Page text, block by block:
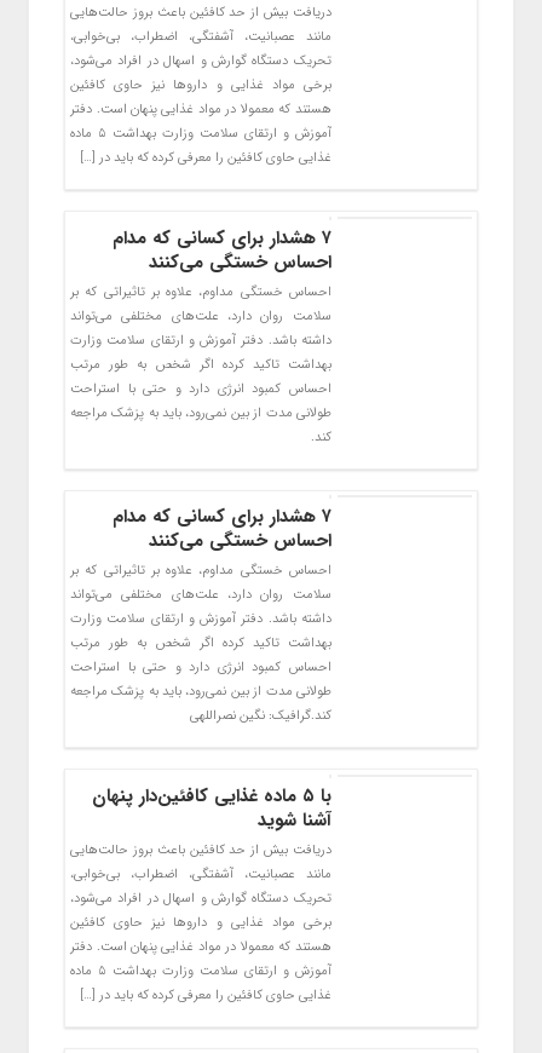
دریافت بیش از حد کافئین باعث بروز حالت‌هایی
مانند عصبانیت، آشفتگی، اضطراب، بی‌خوابی،
تحریک دستگاه گوارش و اسهال در افراد می‌شود،
برخی مواد غذایی و داروها نیز حاوی کافئین
هستند که معمولا در مواد غذایی پنهان است. دفتر
آموزش و ارتقای سلامت وزارت بهداشت ۵ ماده
غذایی حاوی کافئین را معرفی کرده که باید در […]
۷ هشدار برای کسانی که مدام
احساس خستگی می‌کنند
احساس خستگی مداوم، علاوه بر تاثیراتی که بر
سلامت روان دارد، علت‌های مختلفی می‌تواند
داشته باشد. دفتر آموزش و ارتقای سلامت وزارت
بهداشت تاکید کرده اگر شخص به طور مرتب
احساس کمبود انرژی دارد و حتی با استراحت
طولانی مدت از بین نمی‌رود، باید به پزشک مراجعه
کند.
۷ هشدار برای کسانی که مدام
احساس خستگی می‌کنند
احساس خستگی مداوم، علاوه بر تاثیراتی که بر
سلامت روان دارد، علت‌های مختلفی می‌تواند
داشته باشد. دفتر آموزش و ارتقای سلامت وزارت
بهداشت تاکید کرده اگر شخص به طور مرتب
احساس کمبود انرژی دارد و حتی با استراحت
طولانی مدت از بین نمی‌رود، باید به پزشک مراجعه
کند.گرافیک: نگین نصراللهی
با ۵ ماده غذایی کافئین‌دار پنهان
آشنا شوید
دریافت بیش از حد کافئین باعث بروز حالت‌هایی
مانند عصبانیت، آشفتگی، اضطراب، بی‌خوابی،
تحریک دستگاه گوارش و اسهال در افراد می‌شود،
برخی مواد غذایی و داروها نیز حاوی کافئین
هستند که معمولا در مواد غذایی پنهان است. دفتر
آموزش و ارتقای سلامت وزارت بهداشت ۵ ماده
غذایی حاوی کافئین را معرفی کرده که باید در […]